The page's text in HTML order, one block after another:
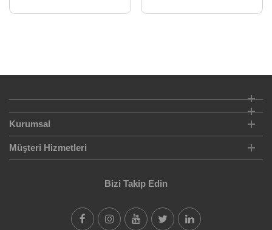
Kurumsal
Müşteri Hizmetleri
Bizi Takip Edin